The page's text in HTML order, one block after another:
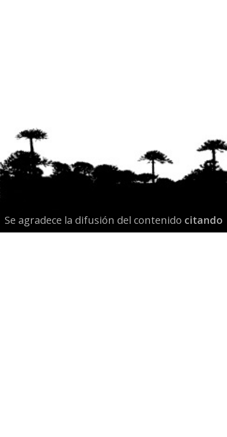
Se agradece la difusión del contenido citando
la fuente www.mapuexpress.org